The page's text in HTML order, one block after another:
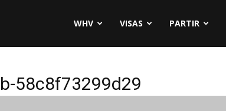
WHV VISAS PARTIR
58c8f73299d29